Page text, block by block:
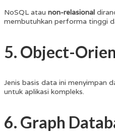
NoSQL atau non-relasional
membutuhkan performa tinggi
5. Object-
Jenis basis data ini menyimpan
untuk aplikasi kompleks.
6. Graph